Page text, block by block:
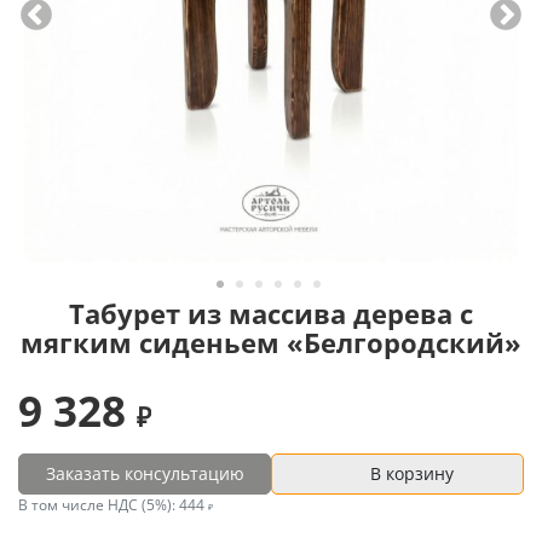
Табурет из массива дерева с
мягким сиденьем «Белгородский»
9 328
Заказать консультацию В корзину
В том числе НДС (5%): 444